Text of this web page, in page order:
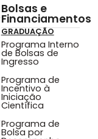
Bolsas e
Financiamentos
GRADUAÇÃO
Programa Interno
de Bolsas de
Ingresso
Programa de
Incentivo à
Iniciação
Científica
Programa de
Bolsa por